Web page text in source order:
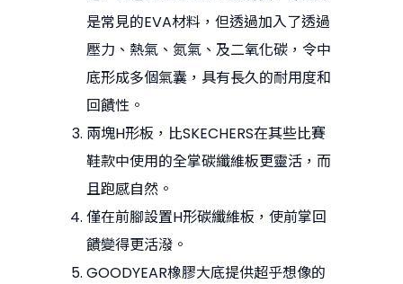
是常見的EVA材料，但透過加入了透過
壓力、熱氣、氮氣、及二氧化碳，令中
底形成多個氣囊，具有長久的耐用度和
回饋性。
兩塊H形板，比SKECHERS在其些比賽
鞋款中使用的全掌碳纖維板更靈活，而
且跑感自然。
僅在前腳設置H形碳纖維板，使前掌回
饋變得更活潑。
GOODYEAR橡膠大底提供超乎想像的